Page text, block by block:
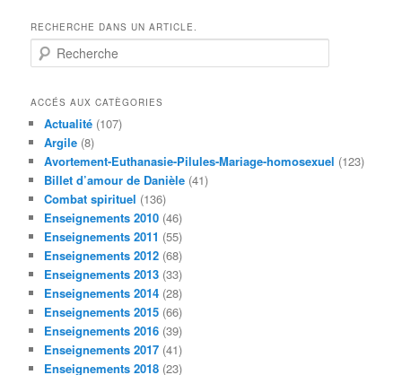
RECHERCHE DANS UN ARTICLE.
e
h
c
h
e
ACCÉS AUX CATÈGORIES
Actualité (107)
Argile (8)
Avortement-Euthanasie-Pilules-Mariage-homosexuel (123)
Billet d’amour de Danièle (41)
Combat spirituel (136)
Enseignements 2010 (46)
Enseignements 2011 (55)
Enseignements 2012 (68)
Enseignements 2013 (33)
Enseignements 2014 (28)
Enseignements 2015 (66)
Enseignements 2016 (39)
Enseignements 2017 (41)
Enseignements 2018 (23)